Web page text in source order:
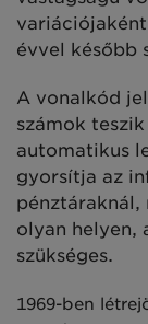
évvel később
A vonalkód
számok
automatikus
gyorsítja az
olyan helyen,
szükséges.
1969-ben